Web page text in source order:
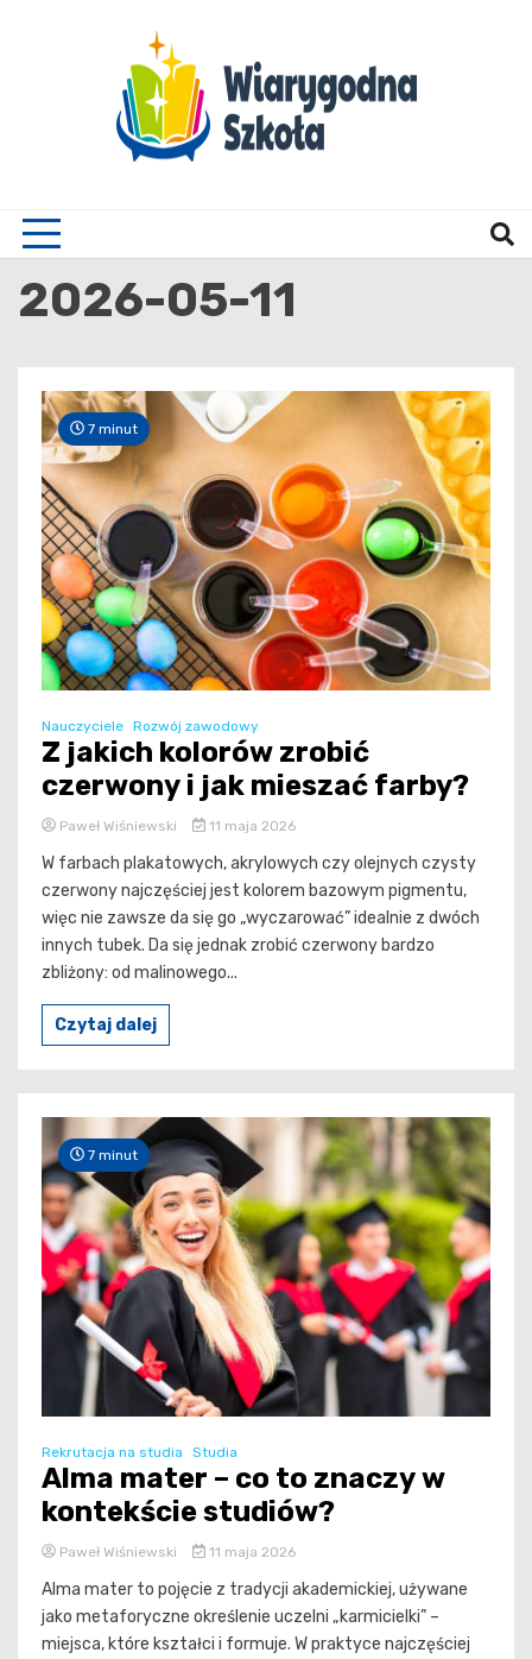
2026-05-11
7 minut
Nauczyciele Rozwój zawodowy
Z jakich kolorów zrobić
czerwony i jak mieszać farby?
Paweł Wiśniewski 11 maja 2026
W farbach plakatowych, akrylowych czy olejnych czysty
czerwony najczęściej jest kolorem bazowym pigmentu,
więc nie zawsze da się go „wyczarować” idealnie z dwóch
innych tubek. Da się jednak zrobić czerwony bardzo
zbliżony: od malinowego...
Czytaj dalej
7 minut
Rekrutacja na studia Studia
Alma mater – co to znaczy w
kontekście studiów?
Paweł Wiśniewski 11 maja 2026
Alma mater to pojęcie z tradycji akademickiej, używane
jako metaforyczne określenie uczelni „karmicielki” –
miejsca, które kształci i formuje. W praktyce najczęściej